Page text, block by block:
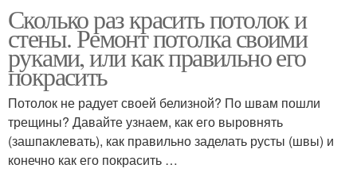
Сколько раз красить потолок и
стены. Ремонт потолка своими
руками, или как правильно его
покрасить
Потолок не радует своей белизной? По швам пошли
трещины? Давайте узнаем, как его выровнять
(зашпаклевать), как правильно заделать русты (швы) и
конечно как его покрасить …